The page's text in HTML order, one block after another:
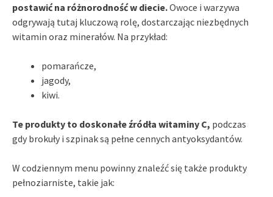
postawić na różnorodność w diecie.Owoce i warzywa
odgrywają tutaj kluczową rolę, dostarczając niezbędnych
witamin oraz minerałów. Na przykład:
pomarańcze,
jagody,
kiwi.
Te produkty to doskonałe źródła witaminy C, podczas
gdy brokuły i szpinak są pełne cennych antyoksydantów.
W codziennym menu powinny znaleźć się także produkty
pełnoziarniste, takie jak: